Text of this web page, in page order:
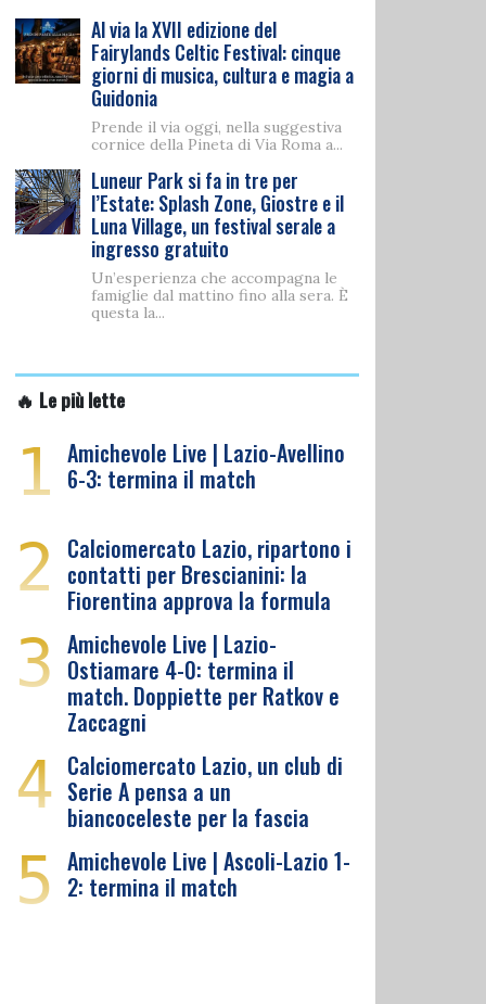
Al via la XVII edizione del
Fairylands Celtic Festival: cinque
giorni di musica, cultura e magia a
Guidonia
Prende il via oggi, nella suggestiva
cornice della Pineta di Via Roma a...
Luneur Park si fa in tre per
l’Estate: Splash Zone, Giostre e il
Luna Village, un festival serale a
ingresso gratuito
Un’esperienza che accompagna le
famiglie dal mattino fino alla sera. È
questa la...
🔥 Le più lette
1 Amichevole Live | Lazio-Avellino
6-3: termina il match
2 Calciomercato Lazio, ripartono i
contatti per Brescianini: la
Fiorentina approva la formula
3 Amichevole Live | Lazio-
Ostiamare 4-0: termina il
match. Doppiette per Ratkov e
Zaccagni
4 Calciomercato Lazio, un club di
Serie A pensa a un
biancoceleste per la fascia
5 Amichevole Live | Ascoli-Lazio 1-
2: termina il match